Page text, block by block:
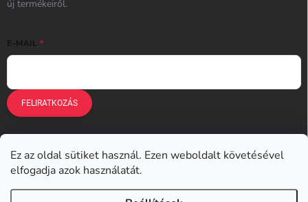
Ez az oldal sütiket használ. Ezen weboldalt követésével
elfogadja azok használatát.
új termékeiről.
E-MAIL
FELIRATKOZÁS
Earplugs.cz Earplugs.sk
Earplugs.at Earplugs.ro Lunesto.cz